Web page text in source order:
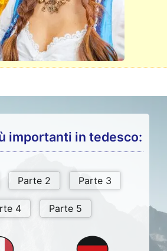
importanti in tedesco: